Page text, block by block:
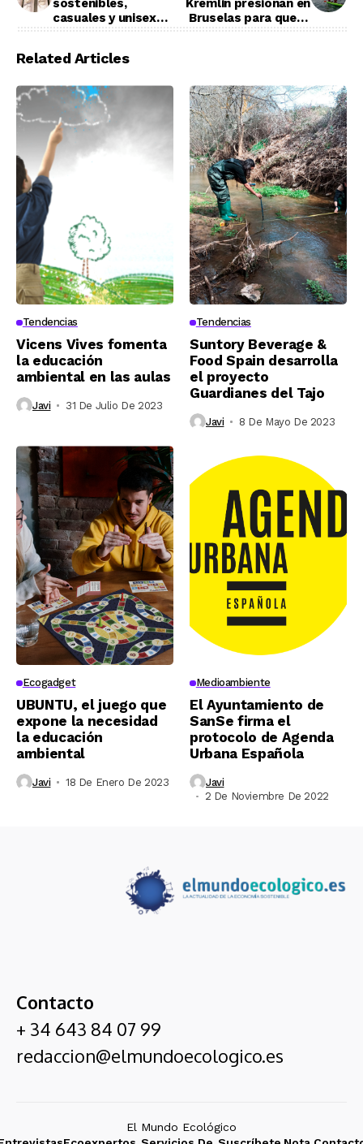
sostenibles,
casuales y unisex
Kremlin presionan en
Bruselas para que el
Related Articles
Tendencias
Vicens Vives fomenta
la educación
ambiental en las aulas
Javi 31 De Julio De 2023
Tendencias
Suntory Beverage &
Food Spain desarrolla
el proyecto
Guardianes del Tajo
Javi 8 De Mayo De 2023
Ecogadget
UBUNTU, el juego que
expone la necesidad
la educación
ambiental
Javi 18 De Enero De 2023
Medioambiente
El Ayuntamiento de
SanSe firma el
protocolo de Agenda
Urbana Española
Javi
2 De Noviembre De 2022
Contacto
+ 34 643 84 07 99
redaccion@elmundoecologico.es
El Mundo Ecológico